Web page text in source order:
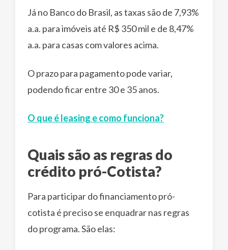
Já no Banco do Brasil, as taxas são de 7,93%
a.a. para imóveis até R$ 350 mil e de 8,47%
a.a. para casas com valores acima.
O prazo para pagamento pode variar,
podendo ficar entre 30 e 35 anos.
O que é leasing e como funciona?
Quais são as regras do
crédito pró-Cotista?
Para participar do financiamento pró-
cotista é preciso se enquadrar nas regras
do programa. São elas: